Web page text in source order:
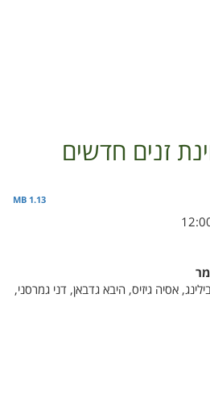
זנים חדשים
1.13 MB
אסיה גיזיס, היבא גדבאן, דני גמרסני,